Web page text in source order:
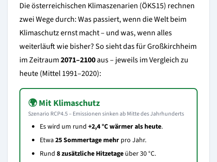
Die österreichischen Klimaszenarien (ÖKS15) rechnen
zwei Wege durch: Was passiert, wenn die Welt beim
Klimaschutz ernst macht – und was, wenn alles
weiterläuft wie bisher? So sieht das für Großkirchheim
im Zeitraum2071–2100aus – jeweils im Vergleich zu
heute (Mittel 1991–2020):
🌍 Mit Klimaschutz
Szenario RCP4.5 – Emissionen sinken ab Mitte des Jahrhunderts
Es wird um rund +2,4 °C wärmer als heute.
Etwa 25 Sommertage mehr pro Jahr.
Rund 8 zusätzliche Hitzetage über 30 °C.